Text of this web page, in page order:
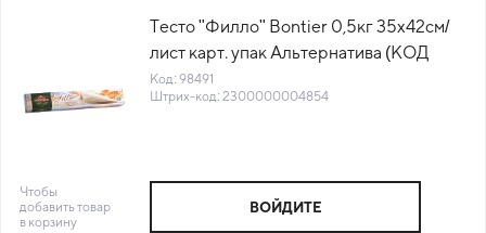
Тесто "Филло" Bontier 0,5кг 35х42см/
лист карт. упак Альтернатива (КОД
98491) (-18°С)
Код: 98491
Штрих-код: 2300000004854
Чтобы
добавить товар
в корзину
ВОЙДИТЕ